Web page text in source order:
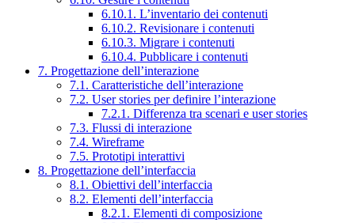
6.10.1. L’inventario dei contenuti
6.10.2. Revisionare i contenuti
6.10.3. Migrare i contenuti
6.10.4. Pubblicare i contenuti
7. Progettazione dell’interazione
7.1. Caratteristiche dell’interazione
7.2. User stories per definire l’interazione
7.2.1. Differenza tra scenari e user stories
7.3. Flussi di interazione
7.4. Wireframe
7.5. Prototipi interattivi
8. Progettazione dell’interfaccia
8.1. Obiettivi dell’interfaccia
8.2. Elementi dell’interfaccia
8.2.1. Elementi di composizione